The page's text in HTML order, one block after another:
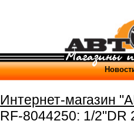
Интернет-магазин
RF-8044250: 1/2"DR